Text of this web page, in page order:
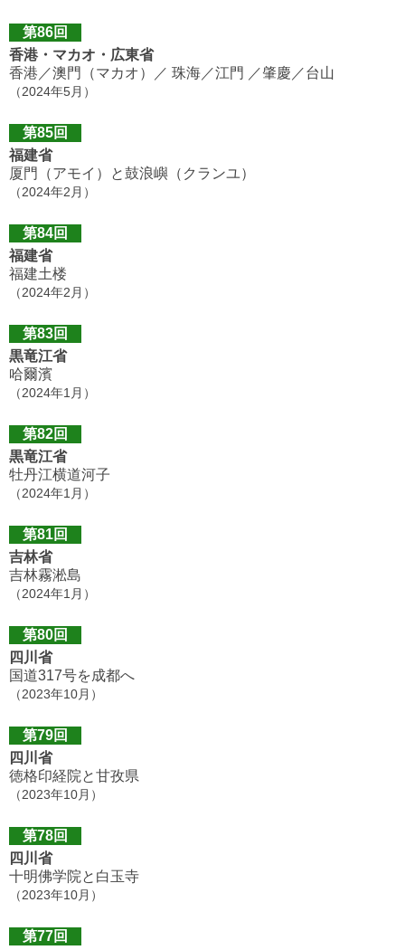
第86回
香港・マカオ・広東省
香港／澳門（マカオ）／ 珠海／江門 ／肇慶／台山
（2024年5月）
第85回
福建省
厦門（アモイ）と鼓浪嶼（クランユ）
（2024年2月）
第84回
福建省
福建土楼
（2024年2月）
第83回
黒竜江省
哈爾濱
（2024年1月）
第82回
黒竜江省
牡丹江横道河子
（2024年1月）
第81回
吉林省
吉林霧淞島
（2024年1月）
第80回
四川省
国道317号を成都へ
（2023年10月）
第79回
四川省
徳格印経院と甘孜県
（2023年10月）
第78回
四川省
十明佛学院と白玉寺
（2023年10月）
第77回